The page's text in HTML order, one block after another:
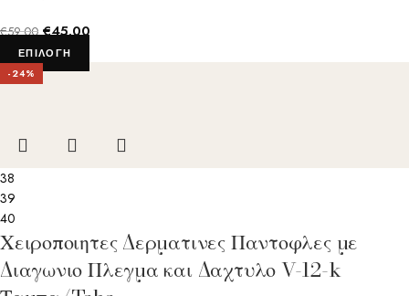
€59.00 €45.00
ΕΠΙΛΟΓΉ
-24%
38
39
40
Χειροποιητες Δερματινες Παντοφλες με
Διαγωνιο Πλεγμα και Δαχτυλο V-12-k